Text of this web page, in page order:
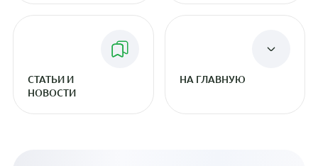
СТАТЬИ И
НОВОСТИ
НА ГЛАВНУЮ